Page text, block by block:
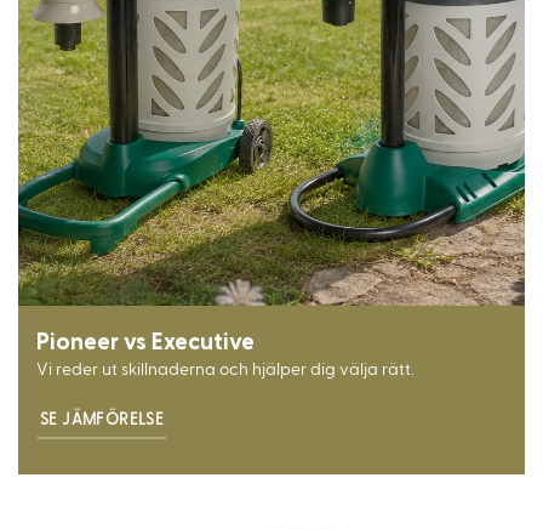
Pioneer vs Executive
Vi reder ut skillnaderna och hjälper dig välja rätt.
SE JÄMFÖRELSE